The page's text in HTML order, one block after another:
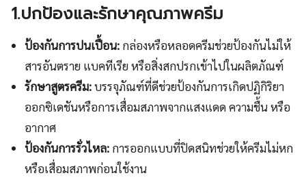
1.ปกป้องและรักษาคุณภาพครีม
ป้องกันการปนเปื้อน: กล่องหรือหลอดครีมช่วยป้องกันไม่ให้
สารอันตราย แบคทีเรีย หรือสิ่งสกปรกเข้าไปในผลิตภัณฑ์
รักษาสูตรครีม:บรรจุภัณฑ์ที่ดีช่วยป้องกันการเกิดปฏิกิริยา
ออกซิเดชันหรือการเสื่อมสภาพจากแสงแดด ความชื้น หรือ
อากาศ
ป้องกันการรั่วไหล: การออกแบบที่ปิดสนิทช่วยให้ครีมไม่หก
หรือเสื่อมสภาพก่อนใช้งาน